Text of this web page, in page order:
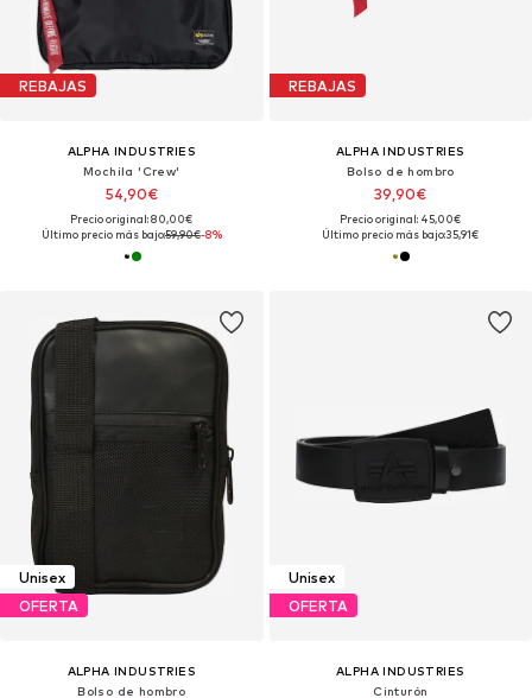
REBAJAS
ALPHA INDUSTRIES
Mochila 'Crew'
54,90€
Precio original: 80,00€
Último precio más bajo:59,90€-8%
REBAJAS
ALPHA INDUSTRIES
Bolso de hombro
39,90€
Precio original: 45,00€
Último precio más bajo:35,91€
Unisex
OFERTA
ALPHA INDUSTRIES
Bolso de hombro
Unisex
OFERTA
ALPHA INDUSTRIES
Cinturón